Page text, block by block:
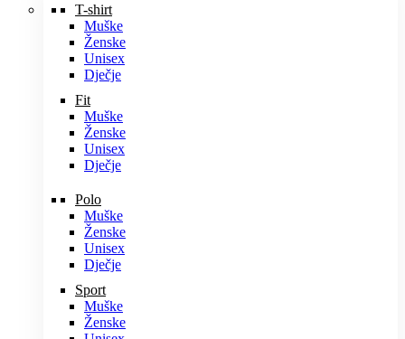
T-shirt
Muške
Ženske
Unisex
Dječje
Fit
Muške
Ženske
Unisex
Dječje
Polo
Muške
Ženske
Unisex
Dječje
Sport
Muške
Ženske